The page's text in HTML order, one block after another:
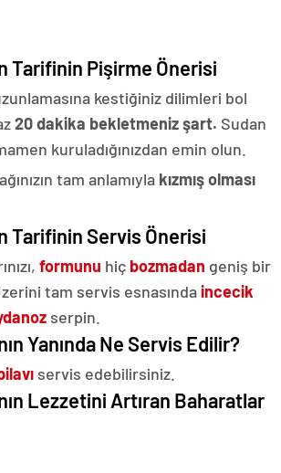
Tarifinin Pişirme Önerisi
kestiğiniz dilimleri bol
20 dakika bekletmeniz şart. Sudan
kuruladığınızdan emin olun.
tam anlamıyla kızmış olması
Tarifinin Servis Önerisi
formunu hiç bozmadan geniş bir
tam servis esnasındaincecik
serpin.
Yanında Ne Servis Edilir?
servis edebilirsiniz.
Lezzetini Artıran Baharatlar